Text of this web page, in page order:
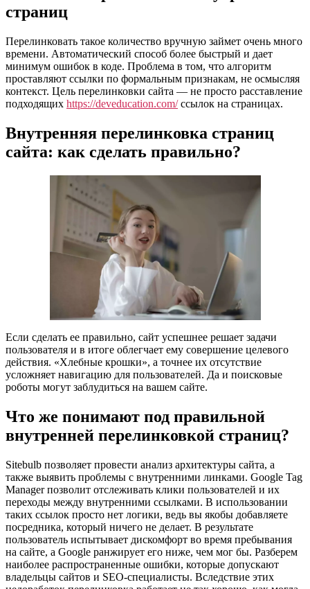
страниц
Перелинковать такое количество вручную займет очень много
времени. Автоматический способ более быстрый и дает
минимум ошибок в коде. Проблема в том, что алгоритм
проставляют ссылки по формальным признакам, не осмысляя
контекст. Цель перелинковки сайта — не просто расставление
подходящих https://deveducation.com/ссылок на страницах.
Внутренняя перелинковка страниц
сайта: как сделать правильно?
Если сделать ее правильно, сайт успешнее решает задачи
пользователя и в итоге облегчает ему совершение целевого
действия. «Хлебные крошки», а точнее их отсутствие
усложняет навигацию для пользователей. Да и поисковые
роботы могут заблудиться на вашем сайте.
Что же понимают под правильной
внутренней перелинковкой страниц?
Sitebulb позволяет провести анализ архитектуры сайта, а
также выявить проблемы с внутренними линками. Google Tag
Manager позволит отслеживать клики пользователей и их
переходы между внутренними ссылками. В использовании
таких ссылок просто нет логики, ведь вы якобы добавляете
посредника, который ничего не делает. В результате
пользователь испытывает дискомфорт во время пребывания
на сайте, а Google ранжирует его ниже, чем мог бы. Разберем
наиболее распространенные ошибки, которые допускают
владельцы сайтов и SEO-специалисты. Вследствие этих